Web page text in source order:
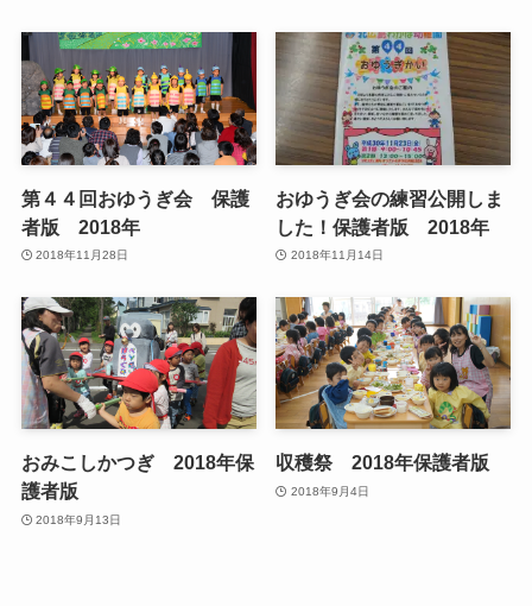
第４４回おゆうぎ会 保護
者版 2018年
2018年11月28日
おゆうぎ会の練習公開しま
した！保護者版 2018年
2018年11月14日
おみこしかつぎ 2018年保
護者版
2018年9月13日
収穫祭 2018年保護者版
2018年9月4日